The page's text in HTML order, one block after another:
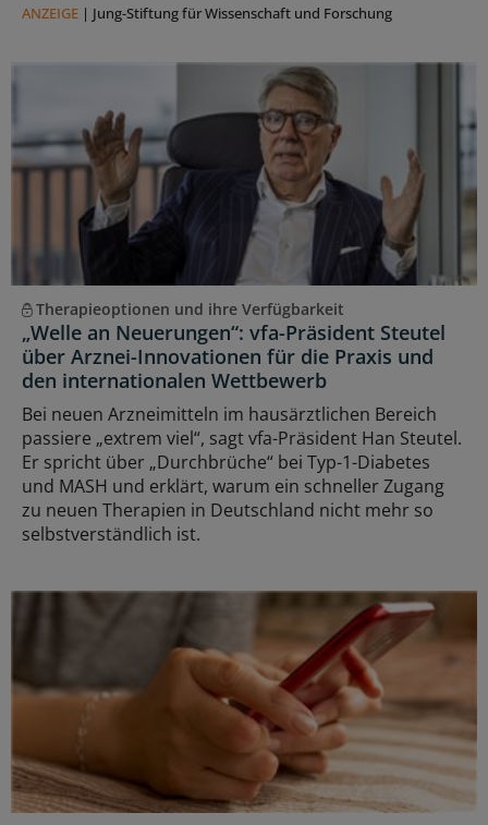
ANZEIGE | Jung-Stiftung für Wissenschaft und Forschung
Therapieoptionen und ihre Verfügbarkeit
„Welle an Neuerungen“: vfa-Präsident Steutel
über Arznei-Innovationen für die Praxis und
den internationalen Wettbewerb
Bei neuen Arzneimitteln im hausärztlichen Bereich
passiere „extrem viel“, sagt vfa-Präsident Han Steutel.
Er spricht über „Durchbrüche“ bei Typ-1-Diabetes
und MASH und erklärt, warum ein schneller Zugang
zu neuen Therapien in Deutschland nicht mehr so
selbstverständlich ist.